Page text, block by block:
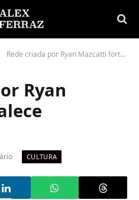
Rede criada por Ryan Mazcatti fortalece periferias
Ryan
CULTURA